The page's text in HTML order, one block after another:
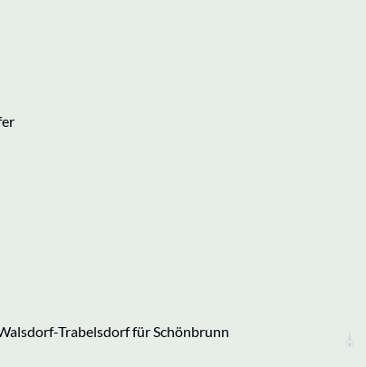
Trabelsdorf für Schönbrunn